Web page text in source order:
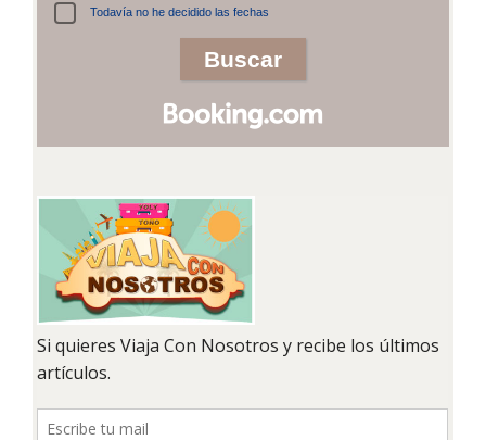
Todavía no he decidido las fechas